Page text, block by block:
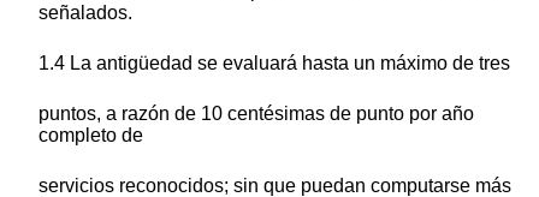
señalados.
1.4 La antigüedad se evaluará hasta un máximo de tres
puntos, a razón de 10 centésimas de punto por año
completo de
servicios reconocidos; sin que puedan computarse más